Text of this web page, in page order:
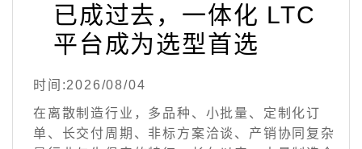
已成过去，一体化 LTC
平台成为选型首选
时间:2026/08/04
在离散制造行业，多品种、小批量、定制化订
单、长交付周期、非标方案洽谈、产销协同复杂